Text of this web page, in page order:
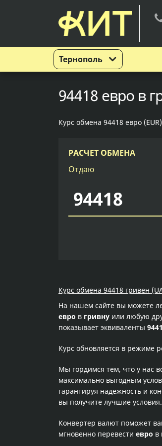
Тернополь
94418 евро в
Курс обмена 94418 евро
РАСЧЕТ ОБМЕНА
Отдаю
Курс обмена 94418 гривен
На нашем сайте вы можете
евро в гривну или любую
показывает эквиваленты
Курс обновляется в режиме
Мы гордимся тем, что у нас
максимально выгодным
гарантируя надежность и
вы получите лучшие условия.
Конвертер валют поможет
мгновенно перевести евро в